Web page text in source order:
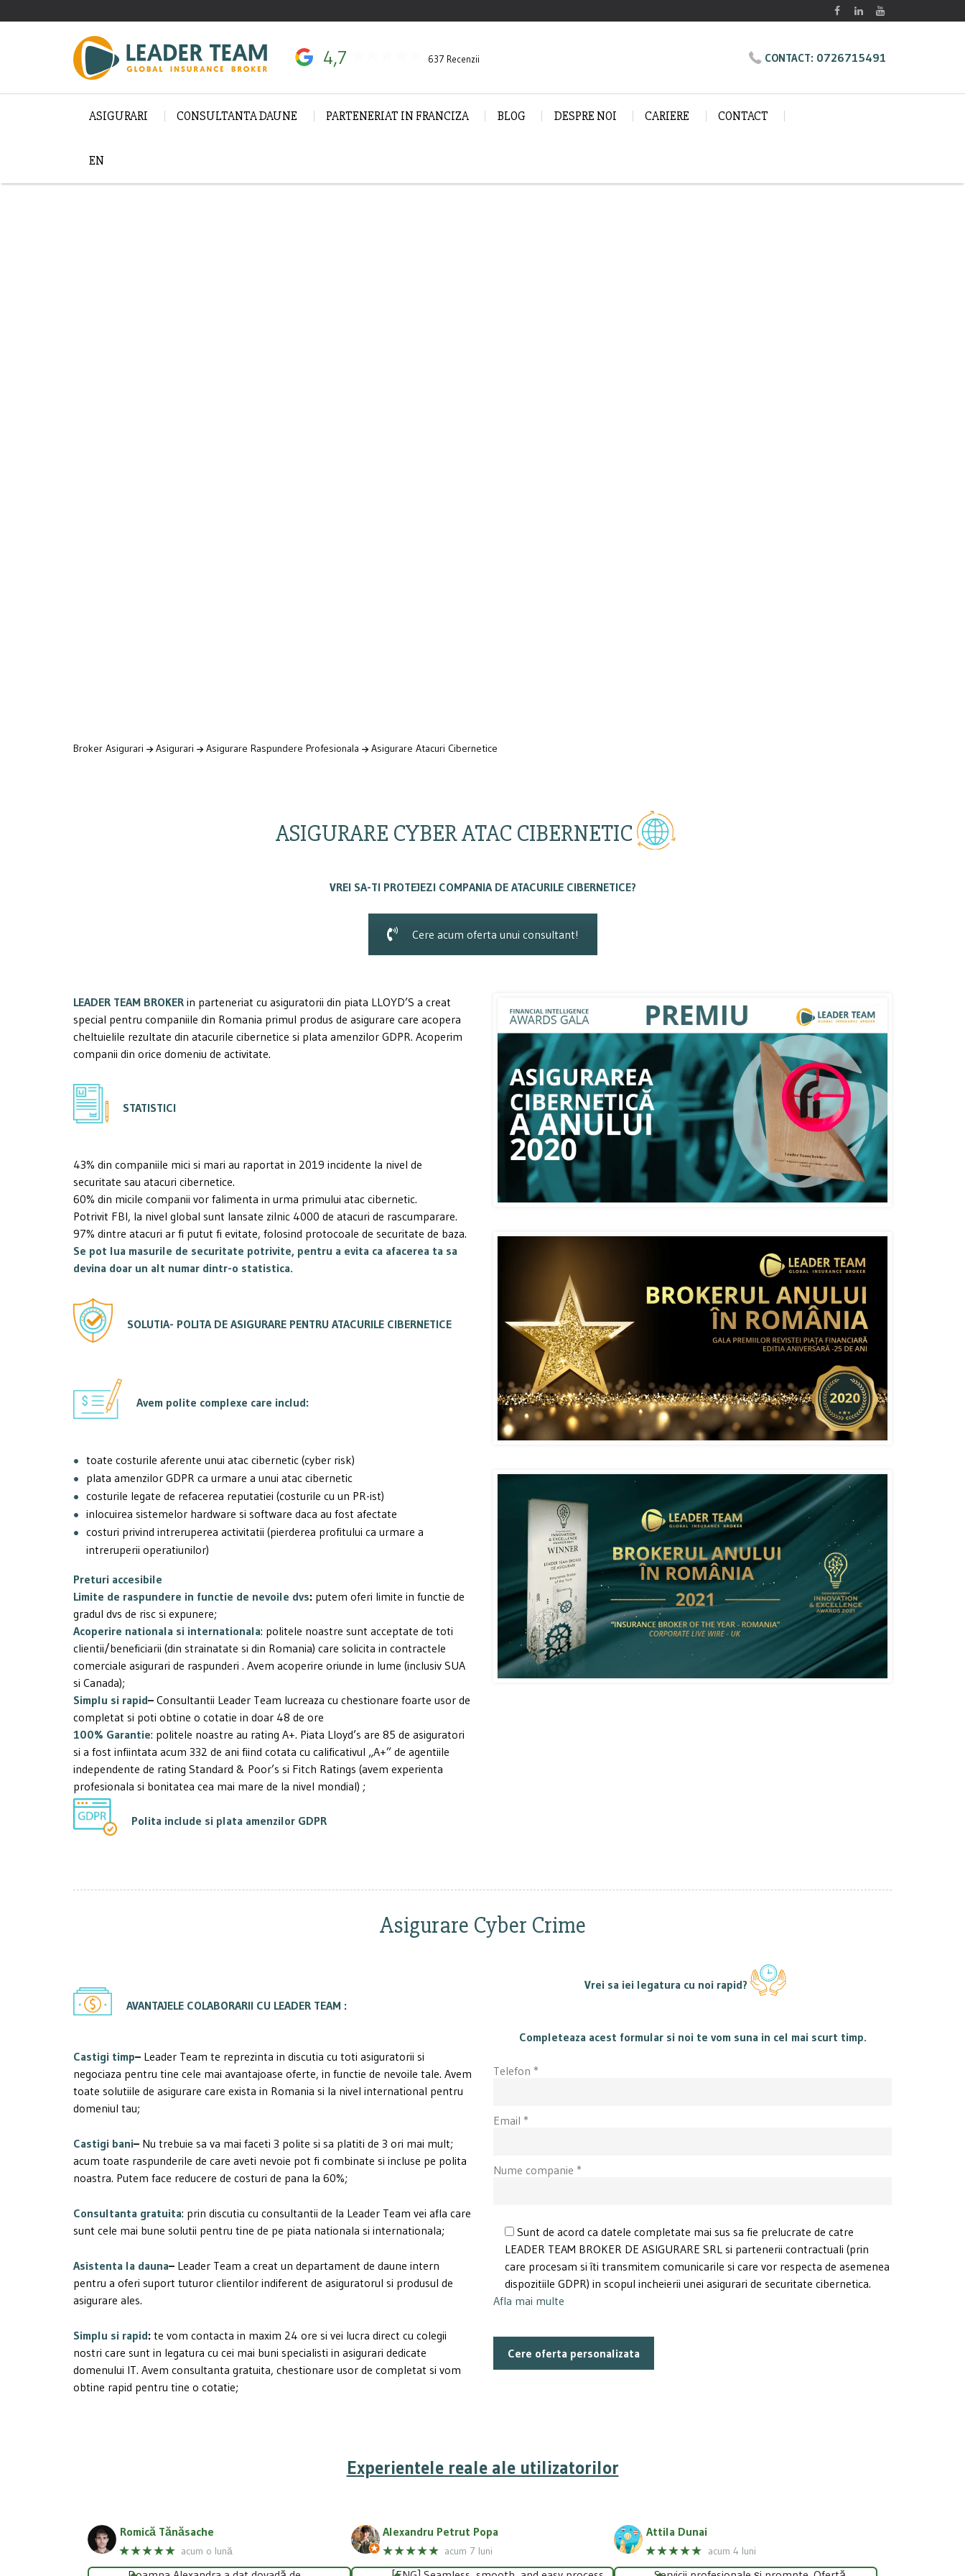
4,7 637 Recenzii CONTACT: 0726715491
ASIGURARI CONSULTANTA DAUNE PARTENERIAT IN FRANCIZA BLOG DESPRE NOI CARIERE CONTACT
EN
Broker Asigurari Asigurari Asigurare Raspundere Profesionala Asigurare Atacuri Cibernetice
ASIGURARE CYBER ATAC CIBERNETIC
VREI SA-TI PROTEJEZI COMPANIA DE ATACURILE CIBERNETICE?
Cere acum oferta unui consultant!
LEADER TEAM BROKER in parteneriat cu asiguratorii din piata LLOYD’S a creat
special pentru companiile din Romania primul produs de asigurare care acopera
cheltuielile rezultate din atacurile cibernetice si plata amenzilor GDPR. Acoperim
companii din orice domeniu de activitate.
STATISTICI
43% din companiile mici si mari au raportat in 2019 incidente la nivel de
securitate sau atacuri cibernetice.
60% din micile companii vor falimenta in urma primului atac cibernetic.
Potrivit FBI, la nivel global sunt lansate zilnic 4000 de atacuri de rascumparare.
97% dintre atacuri ar fi putut fi evitate, folosind protocoale de securitate de baza.
Se pot lua masurile de securitate potrivite, pentru a evita ca afacerea ta sa
devina doar un alt numar dintr-o statistica.
SOLUTIA- POLITA DE ASIGURARE PENTRU ATACURILE CIBERNETICE
Avem polite complexe care includ:
toate costurile aferente unui atac cibernetic (cyber risk)
plata amenzilor GDPR ca urmare a unui atac cibernetic
costurile legate de refacerea reputatiei (costurile cu un PR-ist)
inlocuirea sistemelor hardware si software daca au fost afectate
costuri privind intreruperea activitatii (pierderea profitului ca urmare a
intreruperii operatiunilor)
Preturi accesibile
Limite de raspundere in functie de nevoile dvs: putem oferi limite in functie de
gradul dvs de risc si expunere;
Acoperire nationala si internationala: politele noastre sunt acceptate de toti
clientii/beneficiarii (din strainatate si din Romania) care solicita in contractele
comerciale asigurari de raspunderi . Avem acoperire oriunde in lume (inclusiv SUA
si Canada);
Simplu si rapid– Consultantii Leader Team lucreaza cu chestionare foarte usor de
completat si poti obtine o cotatie in doar 48 de ore
100% Garantie: politele noastre au rating A+. Piata Lloyd’s are 85 de asiguratori
si a fost infiintata acum 332 de ani fiind cotata cu calificativul „A+” de agentiile
independente de rating Standard & Poor’s si Fitch Ratings (avem experienta
profesionala si bonitatea cea mai mare de la nivel mondial) ;
Polita include si plata amenzilor GDPR
Asigurare Cyber Crime
AVANTAJELE COLABORARII CU LEADER TEAM :
Castigi timp– Leader Team te reprezinta in discutia cu toti asiguratorii si
negociaza pentru tine cele mai avantajoase oferte, in functie de nevoile tale. Avem
toate solutiile de asigurare care exista in Romania si la nivel international pentru
domeniul tau;
Castigi bani– Nu trebuie sa va mai faceti 3 polite si sa platiti de 3 ori mai mult;
acum toate raspunderile de care aveti nevoie pot fi combinate si incluse pe polita
noastra. Putem face reducere de costuri de pana la 60%;
Consultanta gratuita: prin discutia cu consultantii de la Leader Team vei afla care
sunt cele mai bune solutii pentru tine de pe piata nationala si internationala;
Asistenta la dauna– Leader Team a creat un departament de daune intern
pentru a oferi suport tuturor clientilor indiferent de asiguratorul si produsul de
asigurare ales.
Simplu si rapid: te vom contacta in maxim 24 ore si vei lucra direct cu colegii
nostri care sunt in legatura cu cei mai buni specialisti in asigurari dedicate
domenului IT. Avem consultanta gratuita, chestionare usor de completat si vom
obtine rapid pentru tine o cotatie;
Vrei sa iei legatura cu noi rapid?
Completeaza acest formular si noi te vom suna in cel mai scurt timp.
Telefon *
Email *
Nume companie *
Sunt de acord ca datele completate mai sus sa fie prelucrate de catre
LEADER TEAM BROKER DE ASIGURARE SRL si partenerii contractuali (prin
care procesam si îti transmitem comunicarile si care vor respecta de asemenea
dispozitiile GDPR) in scopul incheierii unei asigurari de securitate cibernetica.
Afla mai multe
Experientele reale ale utilizatorilor
Romică Tănăsache
★★★★★ acum o lună
Alexandru Petrut Popa
★★★★★ acum 7 luni
Attila Dunai
★★★★★ acum 4 luni